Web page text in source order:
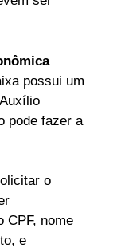
possui um
pode fazer a
o
CPF, nome
e